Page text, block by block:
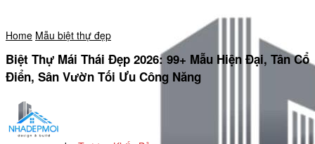
Home Mẫu biệt thự đẹp
Biệt Thự Mái Thái Đẹp 2026: 99+ Mẫu Hiện Đại, Tân Cổ
Điển, Sân Vườn Tối Ưu Công Năng